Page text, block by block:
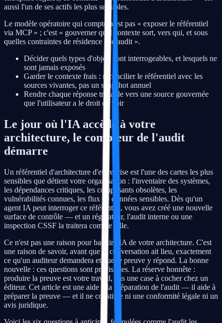
aussi l'un de ses actifs les plus sensibles.
Le modèle opératoire qui compte n'est pas « exposer le référentiel
via MCP » ; c'est « gouverner quel contexte sort, vers qui, et sous
quelles contraintes de résidence et d'audit ».
Décider quels types d'objets sont interrogeables, et lesquels ne
sont jamais exposés
Garder le contexte frais : réconcilier le référentiel avec les
sources vivantes, pas un snapshot annuel
Rendre chaque réponse traçable vers une source gouvernée
que l'utilisateur a le droit de voir
Le jour où l'IA accède à votre
architecture, le compteur de l'audit
démarre
Un référentiel d'architecture d'entreprise est l'une des cartes les plus
sensibles que détient votre organisation : l'inventaire des systèmes,
les dépendances critiques, les composants obsolètes, les
vulnérabilités connues, les flux de données sensibles. Dès qu'un
agent IA peut interroger ce référentiel, vous avez créé une nouvelle
surface de contrôle — et un régulateur, l'audit interne ou une
inspection CSSF la traitera comme telle.
Ce n'est pas une raison pour bannir l'IA de votre architecture. C'est
une raison de savoir, avant que la conversation ait lieu, exactement
ce qu'un auditeur demandera et quelle preuve y répond. La bonne
nouvelle : ces questions sont prévisibles. La réserve honnête :
produire la preuve est votre travail, pas une case à cocher chez un
éditeur. Cet article est une aide à la préparation de l'audit — il aide à
préparer la preuve — et il ne constitue ni une conformité légale ni un
avis juridique.